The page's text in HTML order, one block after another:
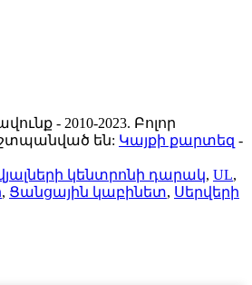
- 2010-2023. Բոլոր
են: Կայքի քարտեզ -
կենտրոնի դարակ, UL,
, Ցանցային կաբինետ, Սերվերի